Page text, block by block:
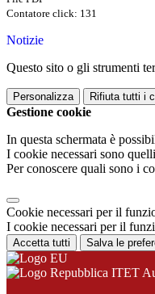
Contatore click: 131
Notizie
Questo sito o gli strumenti
Personalizza Rifiuta tutti i
Gestione cookie
In questa schermata è
I cookie necessari sono
Per conoscere quali sono i
Cookie necessari per il
I cookie necessari per il
Accetta tutti Salva le
ITET